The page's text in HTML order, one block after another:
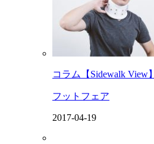
コラム【Sidewalk View
フットフェア
2017-04-19